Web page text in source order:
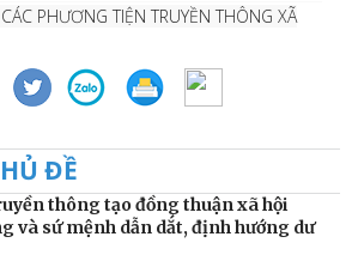
PHƯƠNG TIỆN TRUYỀN THÔNG XÃ
ĐỀ
thông tạo đồng thuận xã hội
và sứ mệnh dẫn dắt, định hướng dư